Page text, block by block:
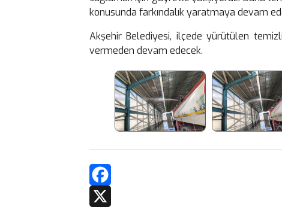
konusunda farkındalık yaratmaya devam
Akşehir Belediyesi, ilçede yürütülen
vermeden devam edecek.